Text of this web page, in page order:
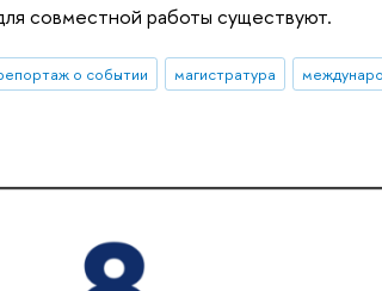
совместной работы существуют.
о событии магистратура